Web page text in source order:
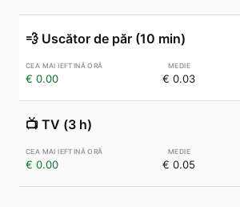
💨 Uscător de păr (10 min)
€ 0.00 € 0.03
📺 TV (3 h)
€ 0.00 € 0.05